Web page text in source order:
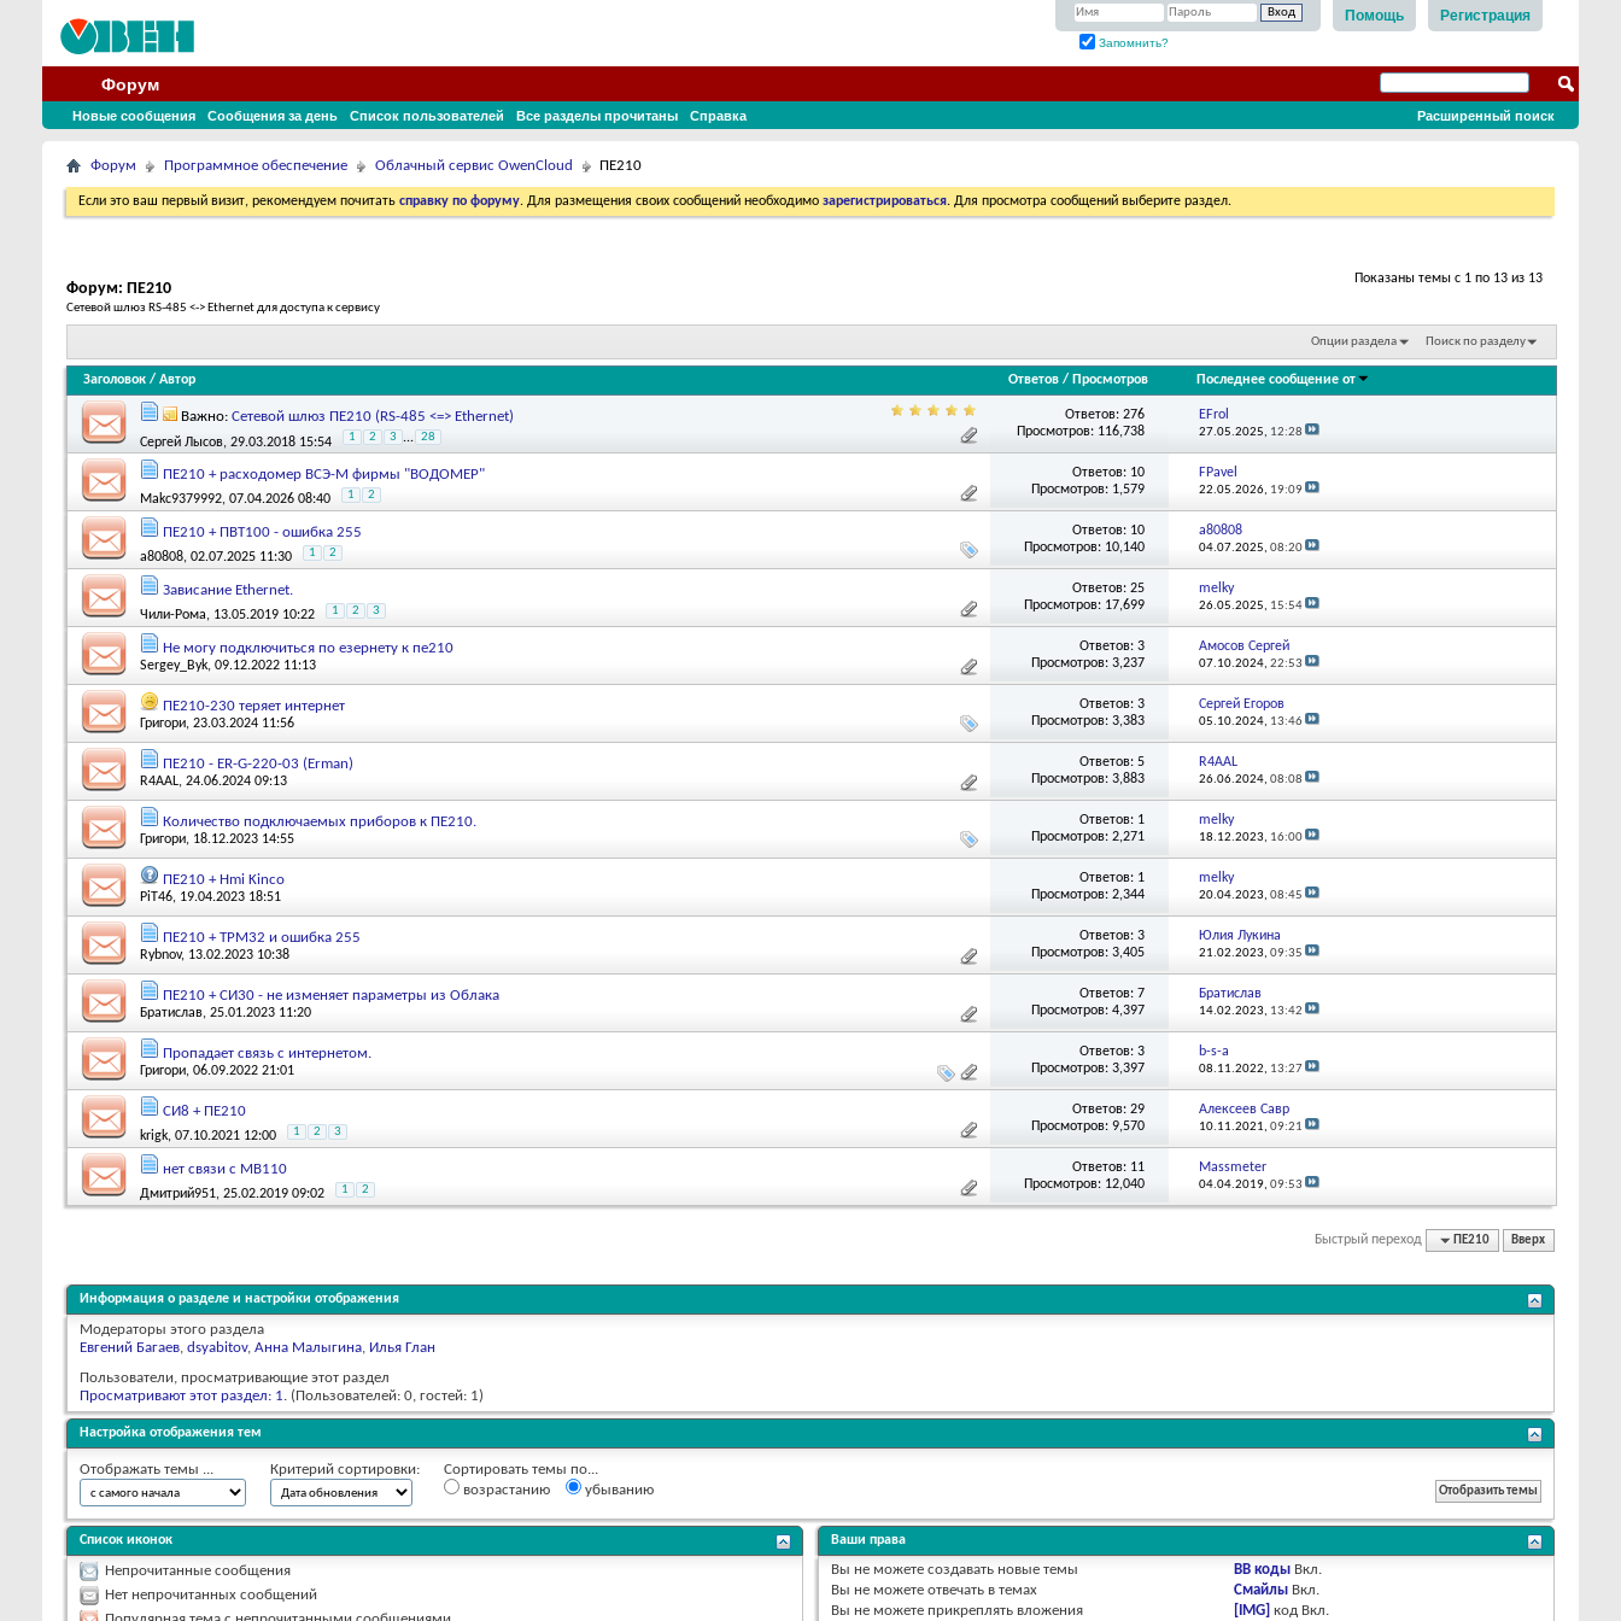
Регистрация
Помощь
Запомнить?
Форум
Новые сообщения Сообщения за день Список пользователей Все разделы прочитаны Справка Расширенный поиск
Форум Программное обеспечение Облачный сервис OwenCloud ПЕ210
Если это ваш первый визит, рекомендуем почитать справку по форуму. Для размещения своих сообщений необходимо зарегистрироваться. Для просмотра сообщений выберите раздел.
Показаны темы с 1 по 13 из 13
Форум: ПЕ210
Сетевой шлюз RS-485 <-> Ethernet для доступа к сервису
Опции раздела Поиск по разделу
Заголовок / Автор Ответов / Просмотров Последнее сообщение от
Важно: Сетевой шлюз ПЕ210 (RS-485 <=> Ethernet)
Сергей Лысов, 29.03.2018 15:54 1 2 3 ... 28
Ответов: 276
Просмотров: 116,738
EFrol
27.05.2025, 12:28
ПЕ210 + расходомер ВСЭ-М фирмы "ВОДОМЕР"
Makc9379992, 07.04.2026 08:40 1 2
Ответов: 10
Просмотров: 1,579
FPavel
22.05.2026, 19:09
ПЕ210 + ПВТ100 - ошибка 255
a80808, 02.07.2025 11:30 1 2
Ответов: 10
Просмотров: 10,140
a80808
04.07.2025, 08:20
Зависание Ethernet.
Чили-Рома, 13.05.2019 10:22 1 2 3
Ответов: 25
Просмотров: 17,699
melky
26.05.2025, 15:54
Не могу подключиться по езернету к пе210
Sergey_Byk, 09.12.2022 11:13
Ответов: 3
Просмотров: 3,237
Амосов Сергей
07.10.2024, 22:53
ПЕ210-230 теряет интернет
Григори, 23.03.2024 11:56
Ответов: 3
Просмотров: 3,383
Сергей Егоров
05.10.2024, 13:46
ПЕ210 - ER-G-220-03 (Erman)
R4AAL, 24.06.2024 09:13
Ответов: 5
Просмотров: 3,883
R4AAL
26.06.2024, 08:08
Количество подключаемых приборов к ПЕ210.
Григори, 18.12.2023 14:55
Ответов: 1
Просмотров: 2,271
melky
18.12.2023, 16:00
ПЕ210 + Hmi Kinco
PiT46, 19.04.2023 18:51
Ответов: 1
Просмотров: 2,344
melky
20.04.2023, 08:45
ПЕ210 + ТРМ32 и ошибка 255
Rybnov, 13.02.2023 10:38
Ответов: 3
Просмотров: 3,405
Юлия Лукина
21.02.2023, 09:35
ПЕ210 + СИ30 - не изменяет параметры из Облака
Братислав, 25.01.2023 11:20
Ответов: 7
Просмотров: 4,397
Братислав
14.02.2023, 13:42
Пропадает связь с интернетом.
Григори, 06.09.2022 21:01
Ответов: 3
Просмотров: 3,397
b-s-a
08.11.2022, 13:27
СИ8 + ПЕ210
krigk, 07.10.2021 12:00 1 2 3
Ответов: 29
Просмотров: 9,570
Алексеев Савр
10.11.2021, 09:21
нет связи с МВ110
Дмитрий951, 25.02.2019 09:02 1 2
Ответов: 11
Просмотров: 12,040
Massmeter
04.04.2019, 09:53
Быстрый переход ПЕ210 Вверх
Информация о разделе и настройки отображения
Модераторы этого раздела
Евгений Багаев, dsyabitov, Анна Малыгина, Илья Глан
Пользователи, просматривающие этот раздел
Просматривают этот раздел: 1. (Пользователей: 0, гостей: 1)
Настройка отображения тем
Отображать темы ... Критерий сортировки:
Сортировать темы по...
возрастанию
убыванию
Список иконок
Непрочитанные сообщения
Нет непрочитанных сообщений
Ваши права
Вы не можете создавать новые темы
Вы не можете отвечать в темах
Вы не можете прикреплять вложения
BB коды Вкл.
Смайлы Вкл.
[IMG] код Вкл.